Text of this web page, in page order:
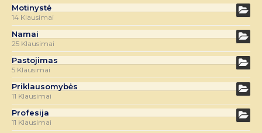
Motinystė
14 Klausimai
Namai
25 Klausimai
Pastojimas
5 Klausimai
Priklausomybės
11 Klausimai
Profesija
11 Klausimai